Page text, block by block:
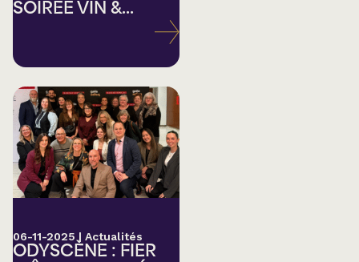
SOIRÉE VIN &...
06-11-2025 | Actualités
ODYSCÈNE : FIER